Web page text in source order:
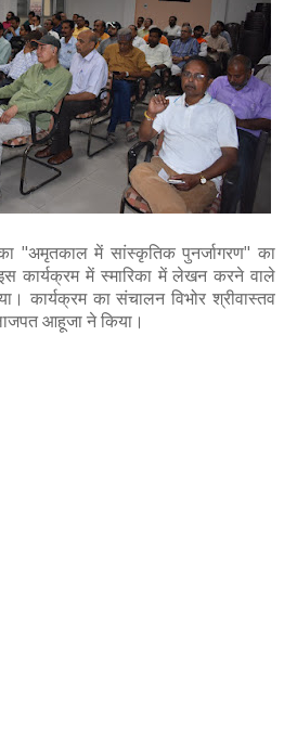
"अमृतकाल में सांस्कृतिक पुनर्जागरण" का
कार्यक्रम में स्मारिका में लेखन करने वाले
कार्यक्रम का संचालन विभोर श्रीवास्तव
आहूजा ने किया।